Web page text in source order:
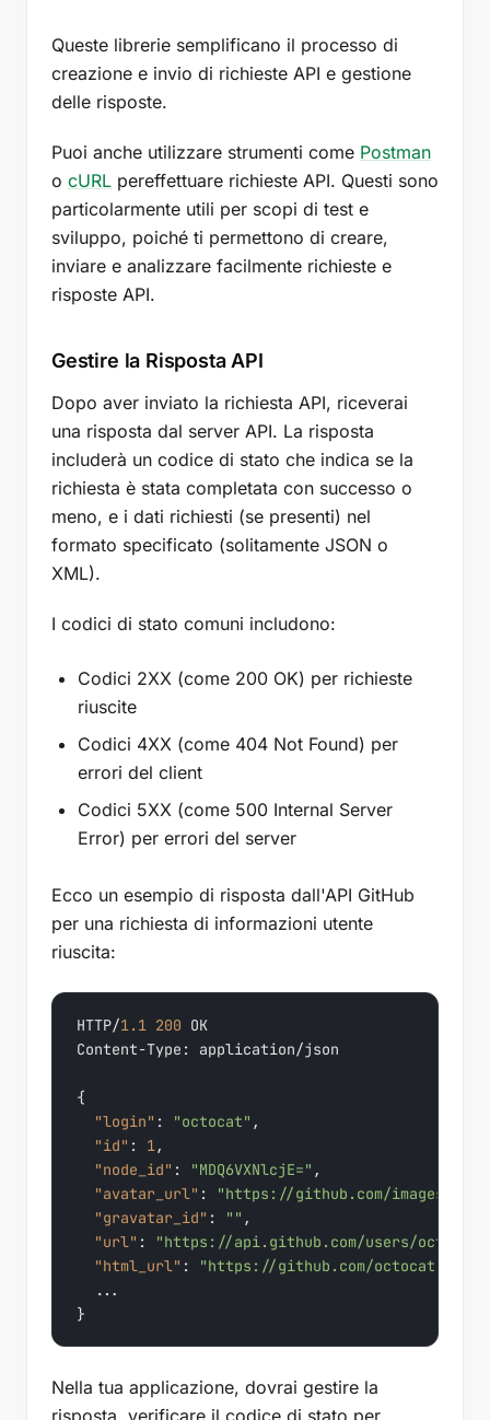
Queste librerie semplificano il processo di
creazione e invio di richieste API e gestione
delle risposte.
Puoi anche utilizzare strumenti come Postman
o cURL pereffettuare richieste API. Questi sono
particolarmente utili per scopi di test e
sviluppo, poiché ti permettono di creare,
inviare e analizzare facilmente richieste e
risposte API.
Gestire la Risposta API
Dopo aver inviato la richiesta API, riceverai
una risposta dal server API. La risposta
includerà un codice di stato che indica se la
richiesta è stata completata con successo o
meno, e i dati richiesti (se presenti) nel
formato specificato (solitamente JSON o
XML).
I codici di stato comuni includono:
Codici 2XX (come 200 OK) per richieste
riuscite
Codici 4XX (come 404 Not Found) per
errori del client
Codici 5XX (come 500 Internal Server
Error) per errori del server
Ecco un esempio di risposta dall'API GitHub
per una richiesta di informazioni utente
riuscita:
HTTP/1.1 200 OK
Content-Type : application/json
{
"login" : "octocat" ,
"id" : 1,
"node_id" : "MDQ6VXNlcjE=" ,
"avatar_url" :
"https://github.com/images/
"gravatar_id" : "" ,
"url" : "https://api.github.com/users/octocat"
"html_url" : "https://github.com/octocat"
}
Nella tua applicazione, dovrai gestire la
risposta, verificare il codice di stato per